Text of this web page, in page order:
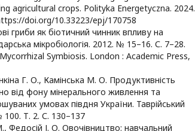
agricultural crops. Polityka Energetyczna. 2024.
doi.org/10.33223/epj/170758
гриби як біотичний чинник впливу на
мікробіологія. 2012. № 15–16. С. 7–28.
Symbiosis. London : Academic Press,
Г. О., Камінська М. О. Продуктивність
від фону мінерального живлення та
умовах півдня України. Таврійський
100. Т. 2. С. 130–137
Федосій І. О. Овочівництво: навчальний